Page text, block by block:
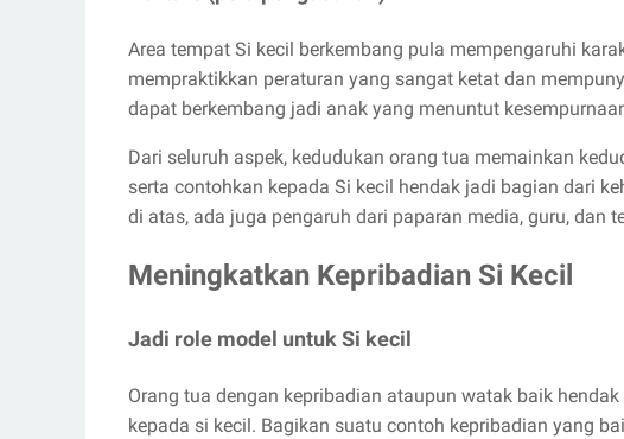
Area tempat Si kecil berkembang pula mempengaruhi
mempraktikkan peraturan yang sangat ketat dan
dapat berkembang jadi anak yang menuntut
Dari seluruh aspek, kedudukan orang tua memainkan
serta contohkan kepada Si kecil hendak jadi bagian dari
di atas, ada juga pengaruh dari paparan media, guru, dan
Meningkatkan Kepribadian Si Kecil
Jadi role model untuk Si kecil
Orang tua dengan kepribadian ataupun watak baik
kepada si kecil. Bagikan suatu contoh kepribadian yang